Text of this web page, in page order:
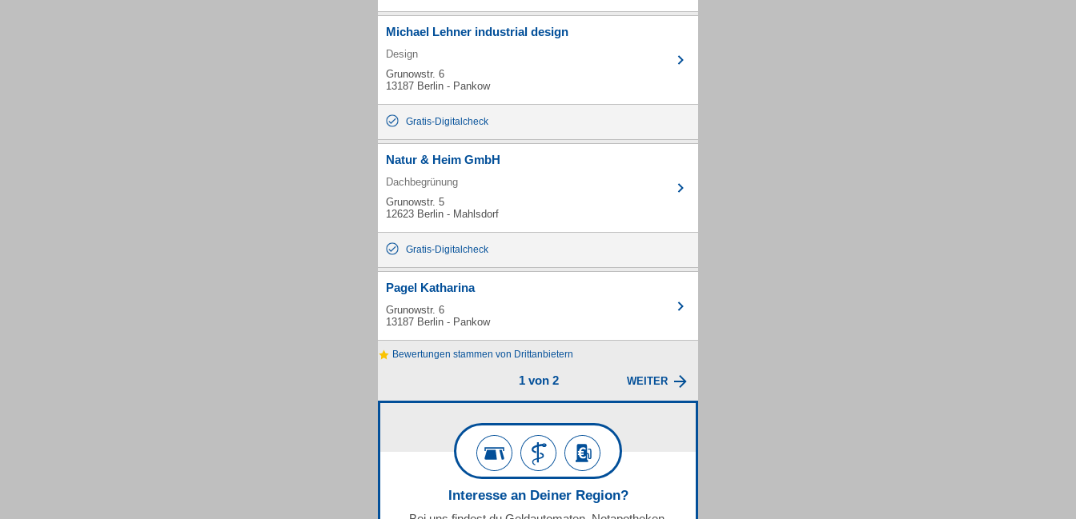
Michael Lehner industrial design
Design
Grunowstr. 6
13187 Berlin - Pankow
Gratis-Digitalcheck
Natur & Heim GmbH
Dachbegrünung
Grunowstr. 5
12623 Berlin - Mahlsdorf
Gratis-Digitalcheck
Pagel Katharina
Grunowstr. 6
13187 Berlin - Pankow
Bewertungen stammen von Drittanbietern
1 von 2 WEITER
Interesse an Deiner Region?